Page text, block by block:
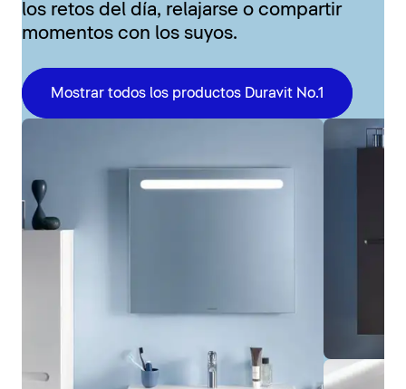
los retos del día, relajarse o compartir
momentos con los suyos.
Mostrar todos los productos Duravit No.1